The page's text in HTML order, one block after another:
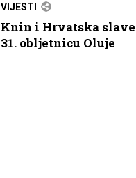
VIJESTI
Knin i Hrvatska slave
31. obljetnicu Oluje